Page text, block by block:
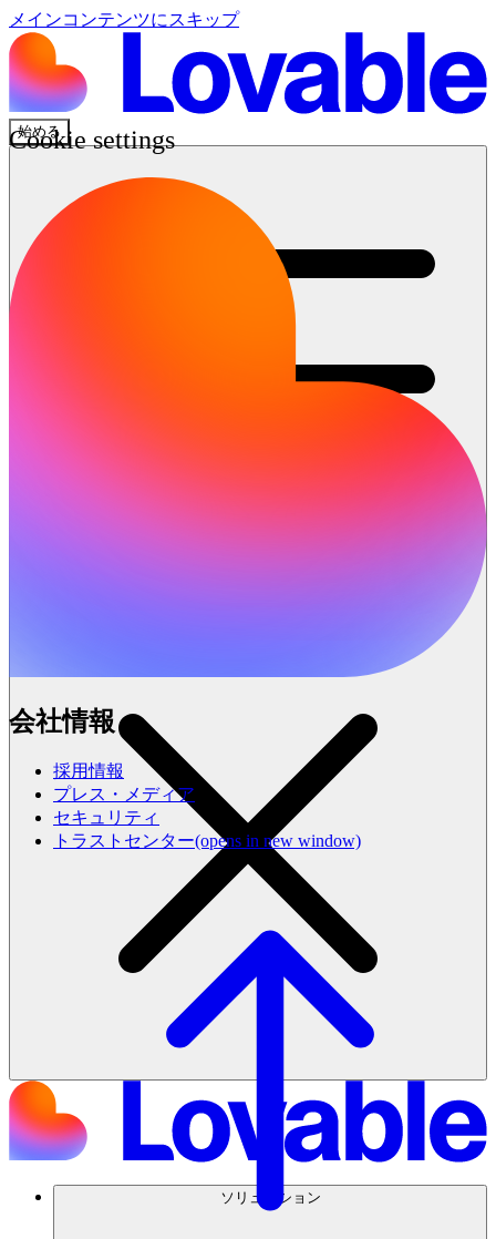
メインコンテンツにスキップ
始める
ソリューション
Cookie settings
会社情報
採用情報
プレス・メディア
セキュリティ
トラストセンター(opens in new window)